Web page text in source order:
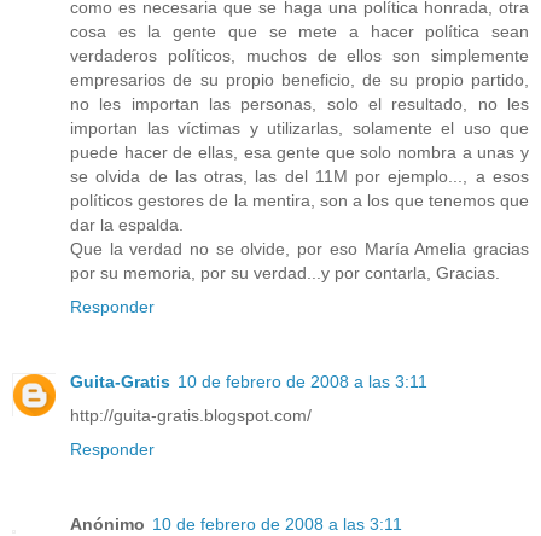
como es necesaria que se haga una política honrada, otra
cosa es la gente que se mete a hacer política sean
verdaderos políticos, muchos de ellos son simplemente
empresarios de su propio beneficio, de su propio partido,
no les importan las personas, solo el resultado, no les
importan las víctimas y utilizarlas, solamente el uso que
puede hacer de ellas, esa gente que solo nombra a unas y
se olvida de las otras, las del 11M por ejemplo..., a esos
políticos gestores de la mentira, son a los que tenemos que
dar la espalda.
Que la verdad no se olvide, por eso María Amelia gracias
por su memoria, por su verdad...y por contarla, Gracias.
Responder
Guita-Gratis 10 de febrero de 2008 a las 3:11
http://guita-gratis.blogspot.com/
Responder
Anónimo 10 de febrero de 2008 a las 3:11